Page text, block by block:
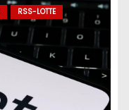
RSS-LOTTE